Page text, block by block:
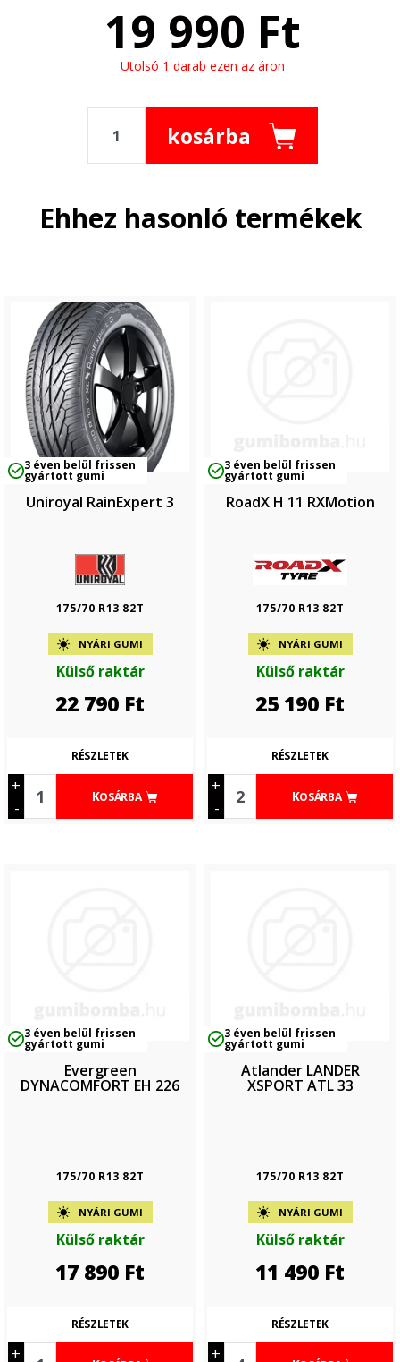
19 990 Ft
Utolsó 1 darab ezen az áron
kosárba
Ehhez hasonló termékek
3 éven belül frissen
gyártott gumi
Uniroyal RainExpert 3
175/70 R13 82T
NYÁRI GUMI
Külső raktár
22 790 Ft
+
-
KOSÁRBA
RÉSZLETEK
3 éven belül frissen
gyártott gumi
RoadX H 11 RXMotion
175/70 R13 82T
NYÁRI GUMI
Külső raktár
25 190 Ft
+
-
KOSÁRBA
RÉSZLETEK
3 éven belül frissen
gyártott gumi
Evergreen
DYNACOMFORT EH 226
175/70 R13 82T
NYÁRI GUMI
Külső raktár
17 890 Ft
+
RÉSZLETEK
3 éven belül frissen
gyártott gumi
Atlander LANDER
XSPORT ATL 33
175/70 R13 82T
NYÁRI GUMI
Külső raktár
11 490 Ft
+
RÉSZLETEK